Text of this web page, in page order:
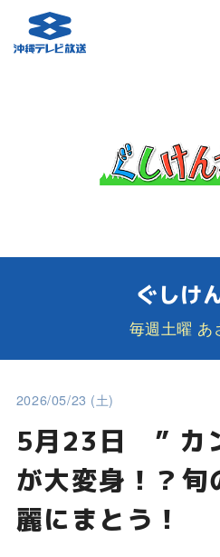
ぐしけ
毎週土曜 あ
2026/05/23 (土)
5月23日 ” カ
が大変身！？旬
麗にまとう！